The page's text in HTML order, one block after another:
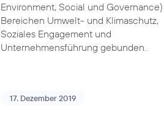
Environment, Social und
Bereichen Umwelt- und Klimaschutz,
Soziales Engagement und
Unternehmensführung gebunden.
17. Dezember 2019